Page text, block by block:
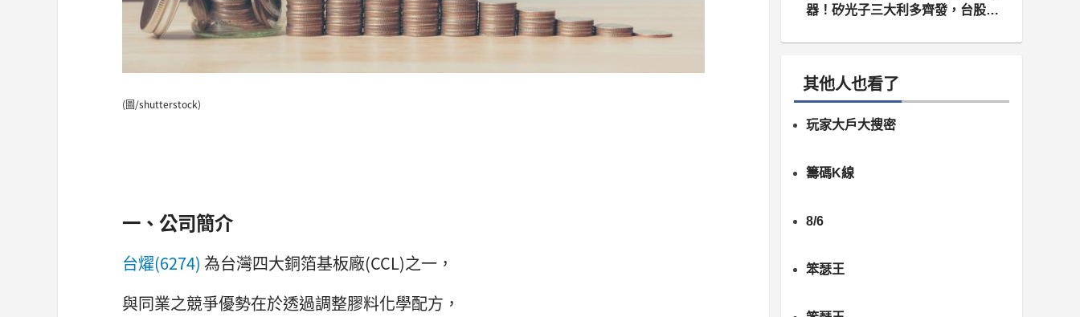
(圖/shutterstock)
一、公司簡介
台燿(6274) 為台灣四大銅箔基板廠(CCL)之一，
與同業之競爭優勢在於透過調整膠料化學配方，
器！矽光子三大利多齊發，台股供
其他人也看了
玩家大戶大搜密
籌碼K線
8/6
笨瑟王